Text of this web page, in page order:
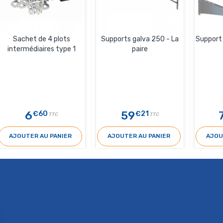
Sachet de 4 plots
intermédiaires type 1
6€60 TTC
AJOUTER AU PANIER
Supports galva 250 - La
paire
59€21 TTC
AJOUTER AU PANIER